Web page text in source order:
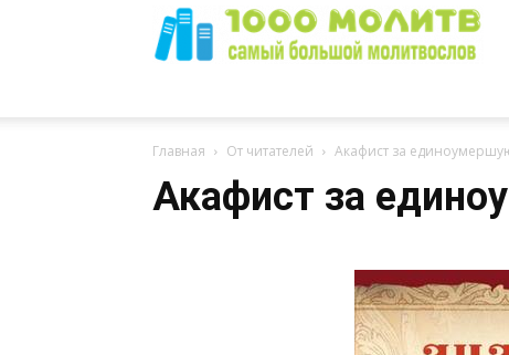
Главная От читателей Акафист за
Акафист за